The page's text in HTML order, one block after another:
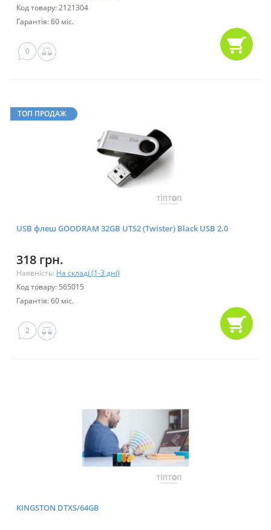
Код товару: 2121304
Гарантія: 60 міс.
0
ТОП ПРОДАЖ
USB флеш GOODRAM 32GB UTS2 (Twister) Black USB 2.0
318 грн.
Наявність: На складі (1-3 дні)
Код товару: 565015
Гарантія: 60 міс.
2
KINGSTON DTXS/64GB